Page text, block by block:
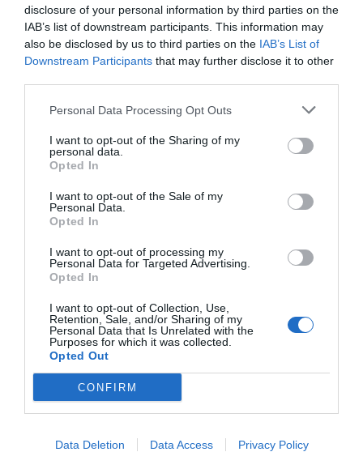
disclosure of your personal information by third parties on the
IAB’s list of downstream participants. This information may
also be disclosed by us to third parties on the IAB’s List of
Downstream Participants that may further disclose it to other
Personal Data Processing Opt Outs
I want to opt-out of the Sharing of my
personal data.
Opted In
I want to opt-out of the Sale of my
Personal Data.
Opted In
I want to opt-out of processing my
Personal Data for Targeted Advertising.
Opted In
I want to opt-out of Collection, Use,
Retention, Sale, and/or Sharing of my
Personal Data that Is Unrelated with the
Purposes for which it was collected.
Opted Out
CONFIRM
Data Deletion Data Access Privacy Policy